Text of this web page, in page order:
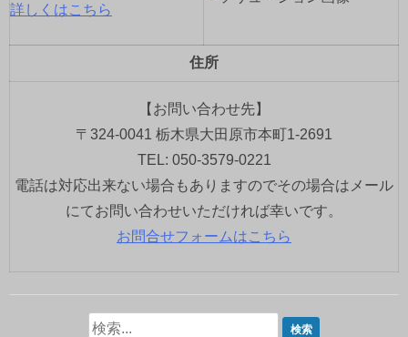
詳しくはこちら
住所
【お問い合わせ先】
〒324-0041 栃木県大田原市本町1-2691
TEL: 050-3579-0221
電話は対応出来ない場合もありますのでその場合はメール
にてお問い合わせいただければ幸いです。
お問合せフォームはこちら